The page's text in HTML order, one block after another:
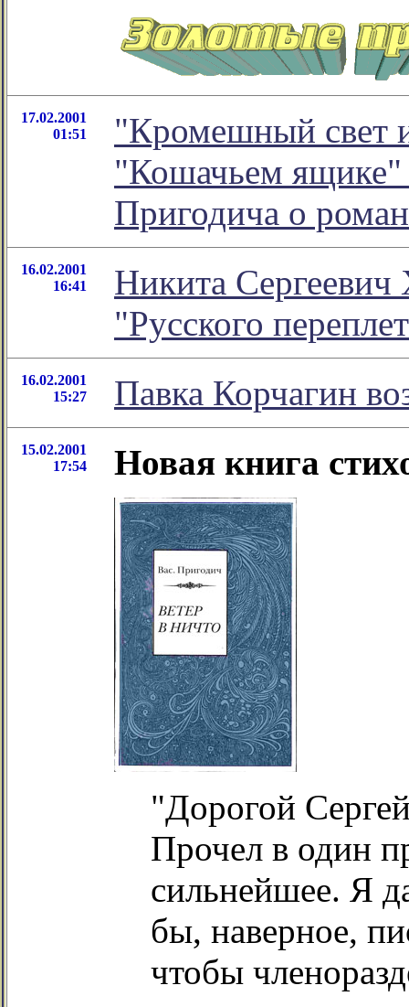
17.02.2001
01:51
"Кромешный свет
"Кошачьем ящике"
Пригодича о
16.02.2001
16:41
Никита
"Русского
16.02.2001
15:27
Павка Корчагин
15.02.2001
17:54
Новая книга
"Дорогой
Прочел в один
сильнейшее. Я
бы, наверное,
чтобы